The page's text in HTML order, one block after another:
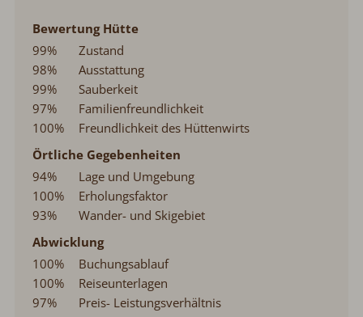
Bewertung Hütte
99%
Zustand
98%
Ausstattung
99%
Sauberkeit
97%
Familienfreundlichkeit
100%
Freundlichkeit des Hüttenwirts
Örtliche Gegebenheiten
94%
Lage und Umgebung
100%
Erholungsfaktor
93%
Wander- und Skigebiet
Abwicklung
100%
Buchungsablauf
100%
Reiseunterlagen
97%
Preis- Leistungsverhältnis